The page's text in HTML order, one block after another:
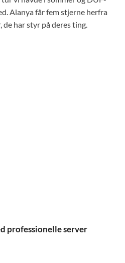
Alanya får fem stjerne herfra
har styr på deres ting.
professionelle server